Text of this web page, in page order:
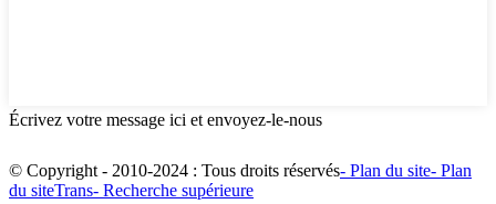
Écrivez votre message ici et envoyez-le-nous
© Copyright - 2010-2024 : Tous droits réservés- Plan du site- Plan
du siteTrans- Recherche supérieure